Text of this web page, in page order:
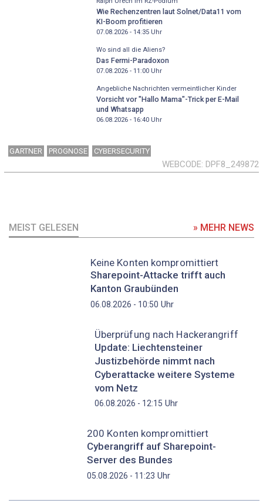
Wie Rechenzentren laut Solnet/Data11 vom
KI-Boom profitieren
07.08.2026 - 14:35Uhr
Wo sind all die Aliens?
Das Fermi-Paradoxon
07.08.2026 - 11:00Uhr
Angebliche Nachrichten vermeintlicher Kinder
Vorsicht vor "Hallo Mama"-Trick per E-Mail
und Whatsapp
06.08.2026 - 16:40Uhr
GARTNER PROGNOSE CYBERSECURITY
WEBCODE DPF8_249872
MEIST GELESEN » MEHR NEWS
Keine Konten kompromittiert
Sharepoint-Attacke trifft auch
Kanton Graubünden
06.08.2026 - 10:50 Uhr
Überprüfung nach Hackerangriff
Update: Liechtensteiner
Justizbehörde nimmt nach
Cyberattacke weitere Systeme
vom Netz
06.08.2026 - 12:15 Uhr
200 Konten kompromittiert
Cyberangriff auf Sharepoint-
Server des Bundes
05.08.2026 - 11:23 Uhr